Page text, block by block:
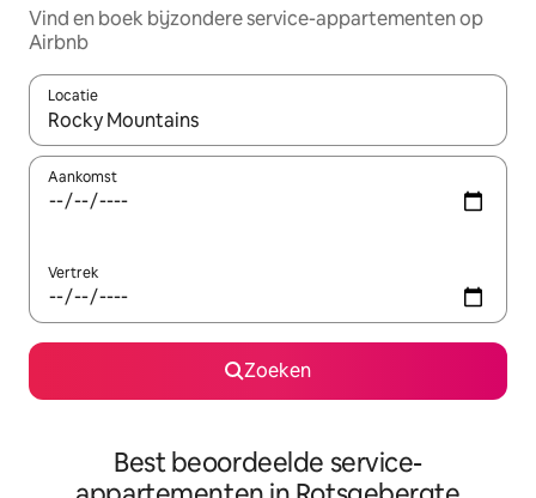
Vind en boek bijzondere service-appartementen op
Airbnb
Locatie
Wanneer er suggesties beschikbaar zijn, maak je een keuze
Aankomst
Vertrek
Zoeken
Best beoordeelde service-